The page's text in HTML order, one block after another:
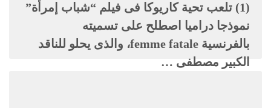
(1) تلعب تحية كاريوكا فى فيلم “شباب إمرأة”
نموذجا دراميا اصطلح على تسميته
بالفرنسية femme fatale، والذى يحلو للناقد
الكبير مصطفى …